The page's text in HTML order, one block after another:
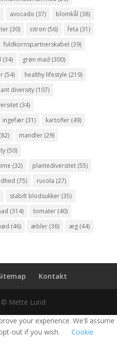
avocado (37) blomkål (38)
(30) citron (56) feta (31)
fuldkornspartnerskabet(39)
(34) grøn mad (300)
(54) healthy lifestyle (219)
diversity(107)
(34)
ingefær(31) kartofler(49)
mandler(29)
(50)
(32) plantediversitet(55)
(75) rucola (27)
stabilt blodsukker(35)
(314) tomater(40)
(46) æbler(36) æg(44)
Kontakt
© Mette Lund
your experience. We'll assume
out if you wish.
Cookie